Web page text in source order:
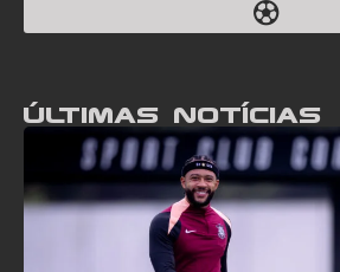
Últimas notícias